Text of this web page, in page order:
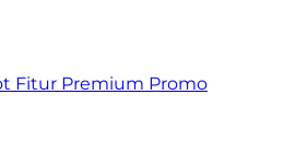
Fitur Premium Promo